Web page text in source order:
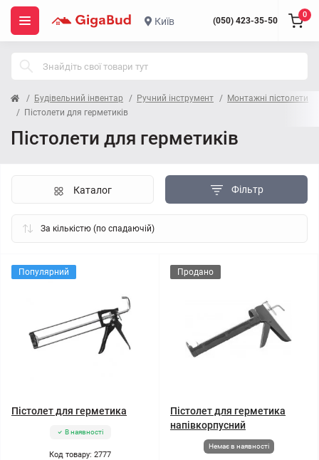
Київ (050) 423-35-50
0
Будівельний інвентар Ручний інструмент
Монтажні пістолети
Пістолети для герметиків
Пістолети для герметиків
Фільтр
Каталог
Популярний
Пістолет для герметика
В наявності
Код товару: 2777
Продано
Пістолет для герметика
напівкорпусний
Немає в наявності